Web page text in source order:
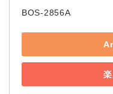
BOS-2856A